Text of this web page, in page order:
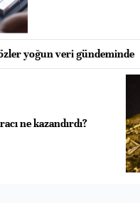
yoğun veri gündeminde
ne kazandırdı?